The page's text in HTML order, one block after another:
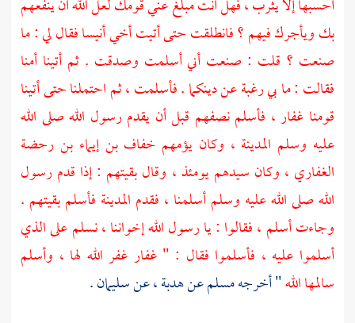
أحسبها إلايثرب ،فهل أنت مبلغ عني قومك لعل الله أن ينفعهم
بك ويأجرك فيهم ؟ فانطلقت حتى أتيت أخيأنيسافقال لي : ما
صنعت ؟ قلت : صنعت أني أسلمت وصدقت . ثم أتينا أمنا
فقالت : ما بي رغبة عن دينكما . فأسلمت ، ثم احتملنا حتى أتينا
قومنا غفار ، فأسلم نصفهم قبل أن يقدم رسول الله صلى الله
عليه وسلم المدينة ، وكان يؤمهم خفاف بن إيماء بن رحضة
الغفاري ، وكان سيدهم يومئذ ، وقال بقيتهم : إذا قدم رسول
الله صلى الله عليه وسلم أسلمنا ، فقدم المدينة فأسلم بقيتهم .
وجاءتأسلم ،فقالوا : يا رسول الله إخواننا ، نسلم على الذي
أسلموا عليه ، فأسلموا فقال : "غفار غفر الله لها ، وأسلم
سالمها الله" أخرجهمسلمعنهدبة ،عنسليمان.